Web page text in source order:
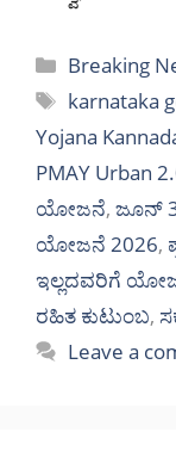
Categories
Breaking
Tags
karnataka
Yojana
PMAY Urban
ಯೋಜನೆ, ಜೂನ್
ಯೋಜನೆ 2026,
ಇಲ್ಲದವರಿಗೆ
ರಹಿತ ಕುಟುಂಬ,
Leave a